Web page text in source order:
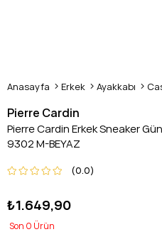
Anasayfa Erkek Ayakkabı
Pierre Cardin
Pierre Cardin Erkek Sneaker
9302 M-BEYAZ
0.0
₺1.649,90
0